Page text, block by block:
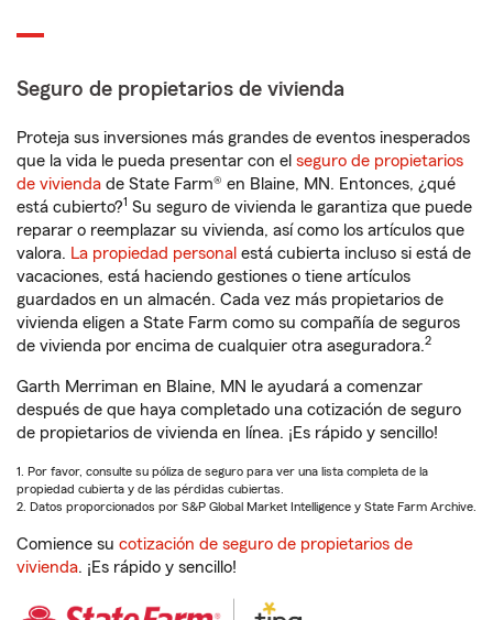
Seguro de propietarios de vivienda
Proteja sus inversiones más grandes de eventos inesperados
que la vida le pueda presentar con el seguro de propietarios
de vivienda de State Farm® en Blaine, MN. Entonces, ¿qué
está cubierto?1 Su seguro de vivienda le garantiza que puede
reparar o reemplazar su vivienda, así como los artículos que
valora. La propiedad personal está cubierta incluso si está de
vacaciones, está haciendo gestiones o tiene artículos
guardados en un almacén. Cada vez más propietarios de
vivienda eligen a State Farm como su compañía de seguros
de vivienda por encima de cualquier otra aseguradora.2
Garth Merriman en Blaine, MN le ayudará a comenzar
después de que haya completado una cotización de seguro
de propietarios de vivienda en línea. ¡Es rápido y sencillo!
1. Por favor, consulte su póliza de seguro para ver una lista completa de la
propiedad cubierta y de las pérdidas cubiertas.
2. Datos proporcionados por S&P Global Market Intelligence y State Farm Archive.
Comience su cotización de seguro de propietarios de
vivienda. ¡Es rápido y sencillo!